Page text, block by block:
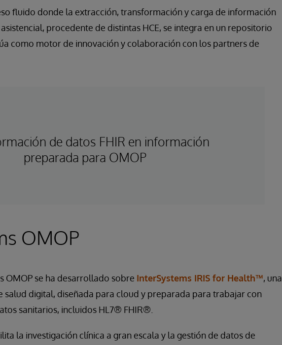
fluido donde la extracción, transformación y carga de información
procedente de distintas HCE, se integra en un repositorio
como motor de innovación y colaboración con los partners de
de datos FHIR en información
preparada para OMOP
OMOP
OMOP se ha desarrollado sobre InterSystems IRIS for Health™, una
digital, diseñada para cloud y preparada para trabajar con
sanitarios, incluidos HL7® FHIR®.
la investigación clínica a gran escala y la gestión de datos de